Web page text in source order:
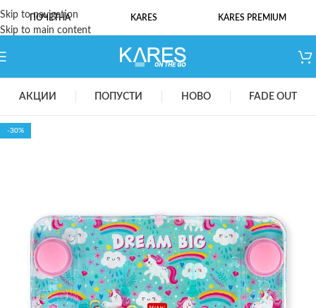
Skip to navigation
Skip to main content
ПОЧЕТНА KARES KARES PREMIUM
АКЦИИ ПОПУСТИ НОВО FADE OUT
-30%